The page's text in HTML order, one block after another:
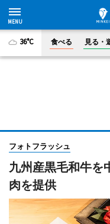
36°C 食べる 見る・
フォトフラッシュ
九州産黒毛和牛を
肉を提供